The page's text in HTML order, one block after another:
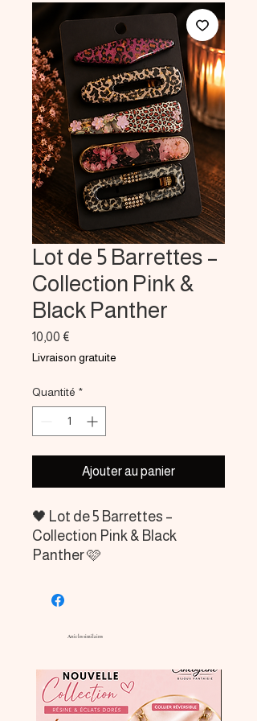
Lot de 5 Barrettes –
Collection Pink &
Black Panther
10,00 €
Livraison gratuite
Quantité *
Ajouter au panier
🖤 Lot de 5 Barrettes –
Collection Pink & Black
Panther 🩷
artisanale
Affirmez votre personnalité
barrettes assorties, inspirées
de l'univers emblématique de
la panthère noire et rose.
Articles similaires